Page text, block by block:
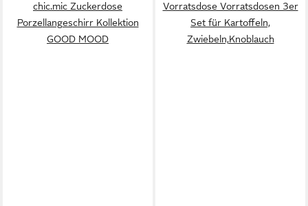
chic.mic Zuckerdose
Porzellangeschirr Kollektion
GOOD MOOD
Vorratsdose Vorratsdosen 3er
Set für Kartoffeln,
Zwiebeln,Knoblauch